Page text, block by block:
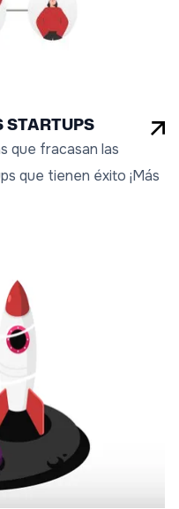
STARTUPS
que fracasan las
que tienen éxito ¡Más